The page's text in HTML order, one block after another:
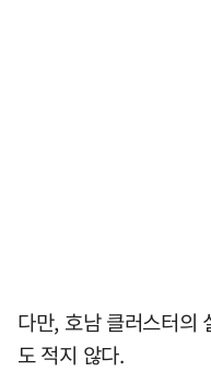
다만, 호남 클러스터의
도 적지 않다.